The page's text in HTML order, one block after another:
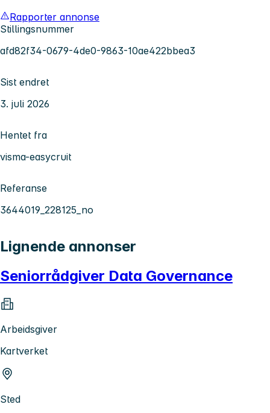
Rapporter annonse
Stillingsnummer
afd82f34-0679-4de0-9863-10ae422bbea3
Sist endret
3. juli 2026
Hentet fra
visma-easycruit
Referanse
3644019_228125_no
Lignende annonser
Seniorrådgiver Data Governance
Arbeidsgiver
Kartverket
Sted